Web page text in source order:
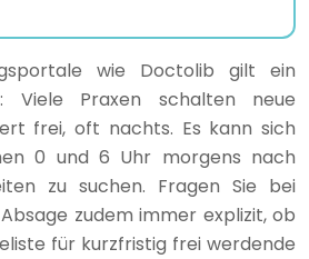
wie Doctolib gilt ein
Viele Praxen schalten neue
frei, oft nachts. Es kann sich
0 und 6 Uhr morgens nach
zu suchen. Fragen Sie bei
zudem immer explizit, ob
für kurzfristig frei werdende